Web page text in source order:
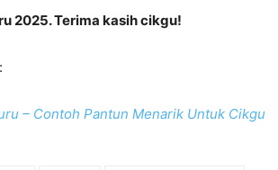
2025. Terima kasih cikgu!
– Contoh Pantun Menarik Untuk Cikgu